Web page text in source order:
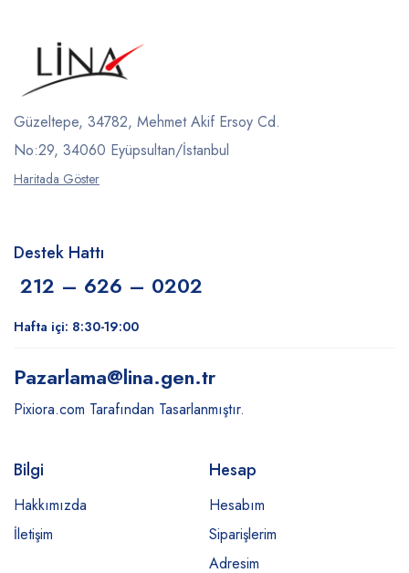
Güzeltepe, 34782, Mehmet Akif Ersoy Cd.
No:29, 34060 Eyüpsultan/İstanbul
Haritada Göster
Destek Hattı
212 – 626 – 0202
Hafta içi: 8:30-19:00
Pazarlama@lina.gen.tr
Pixiora.com Tarafından Tasarlanmıştır.
Bilgi
Hakkımızda
İletişim
Hesap
Hesabım
Siparişlerim
Adresim